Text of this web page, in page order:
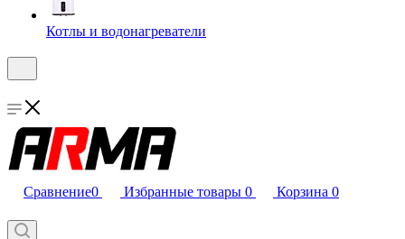
Котлы и водонагреватели
Сравнение0 Избранные товары 0 Корзина 0